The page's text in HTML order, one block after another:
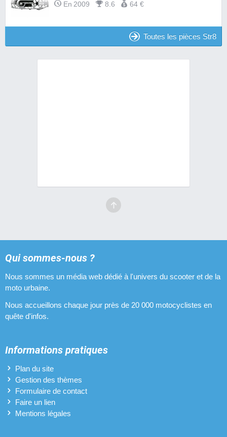
En 2009 8.6 64 €
Toutes les pièces Str8
Qui sommes-nous ?
Nous sommes un média web dédié à l'univers du scooter et de la
moto urbaine.
Nous accueillons chaque jour près de 20 000 motocyclistes en
quête d'infos.
Informations pratiques
Plan du site
Gestion des thèmes
Formulaire de contact
Faire un lien
Mentions légales